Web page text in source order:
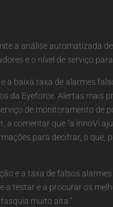
a análise automatizada
e o nível de serviço
a baixa taxa de alarmes
da Eyeforce. Alertas mais
de monitoramento de
a comentar que "a innoVi
para decifrar, o que,
e a taxa de falsos
a testar e a procurar os
muito alta."